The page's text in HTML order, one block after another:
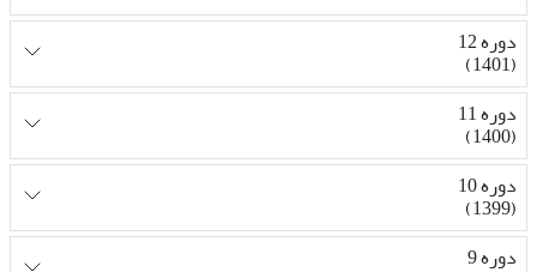
دوره 12
(1401)
دوره 11
(1400)
دوره 10
(1399)
دوره 9